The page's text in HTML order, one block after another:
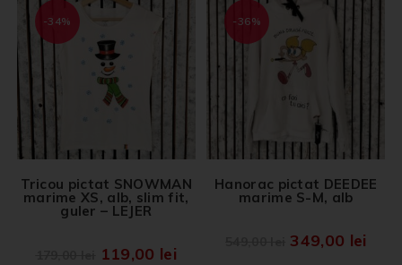
-34%
Tricou pictat SNOWMAN
marime XS, alb, slim fit,
guler – LEJER
119,00 lei
-36%
Hanorac pictat DEEDEE
marime S-M, alb
349,00 lei